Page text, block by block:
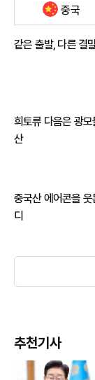
중국
같은 출발, 다른 결
희토류 다음은 광
산
중국산 에어콘을 웃
디
추천기사